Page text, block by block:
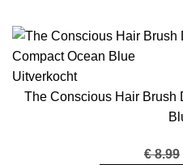
Uitverkocht
The Conscious Hair Brush
€8.99